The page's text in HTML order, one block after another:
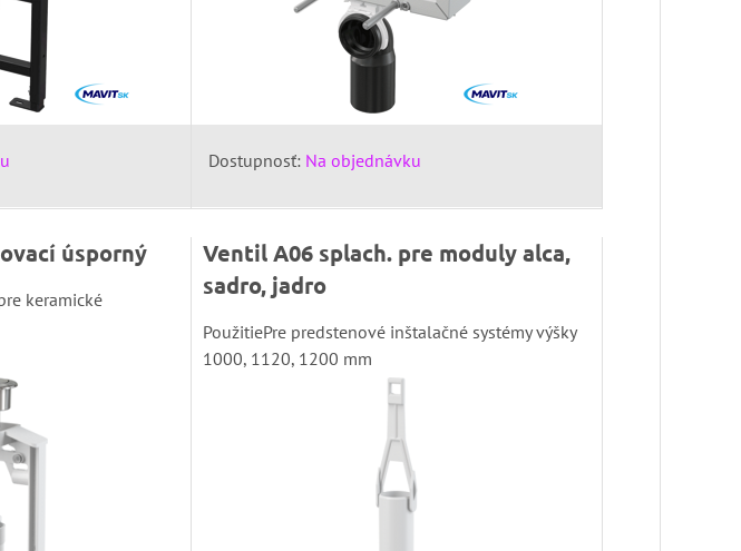
Dostupnosť: Na objednávku
úsporný
keramické
Ventil A06 splach. pre moduly alca,
sadro, jadro
PoužitiePre predstenové inštalačné systémy výšky
1000, 1120, 1200 mm